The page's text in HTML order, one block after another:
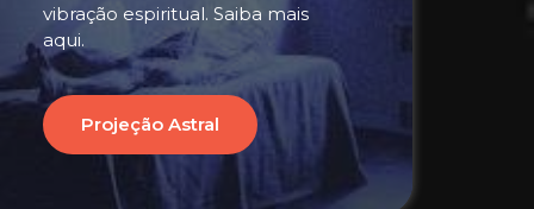
vibração espiritual. Saiba mais
aqui.
Projeção Astral